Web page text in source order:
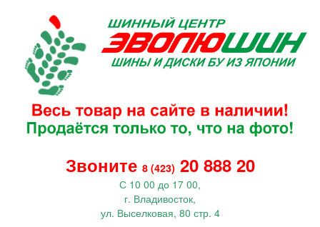
Звоните 8 (423) 20 888 20
С 10 00 до 17 00,
г. Владивосток,
ул. Выселковая, 80 стр. 4